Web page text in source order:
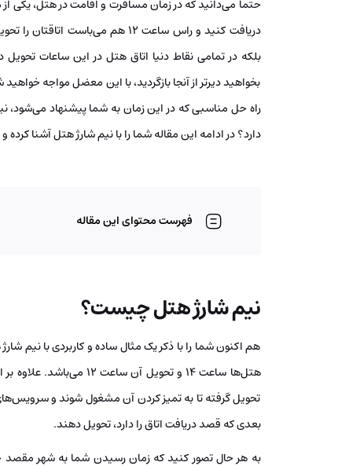
دریافت کنید و راس ساعت 12 هم
بخواهید دیرتر از آنجا بازگردید، با این معضل مواجه
راه حل مناسبی که در این زمان به شما پیشنهاد
دارد؟ در ادامه این مقاله شما را با نیم شارژ هتل آشنا کرده
فهرست محتوای این مقاله
نیم شارژ هتل چیست؟
هم اکنون شما را با ذکر یک مثال ساده و کاربردی با نیم
تحویل گرفته تا به تمیز کردن آن مشغول شوند و
بعدی که قصد دریافت اتاق را دارد، تحویل دهند.